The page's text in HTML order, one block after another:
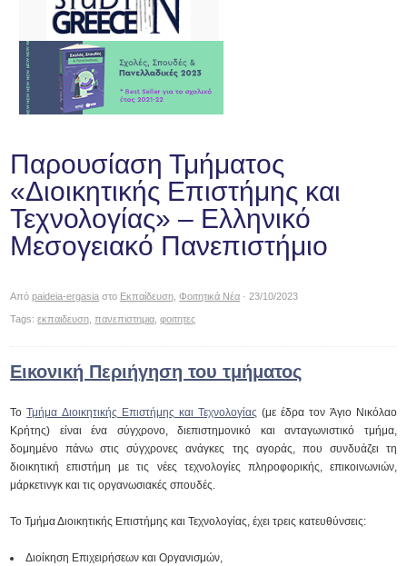
Παρουσίαση Τμήματος
«Διοικητικής Επιστήμης και
Τεχνολογίας» – Ελληνικό
Μεσογειακό Πανεπιστήμιο
Απόpaideia-ergasia στο Εκπαίδευση ,Φοιτητικά Νέα · 23/10/2023
Tags:εκπαιδευση ,πανεπιστημια ,φοιτητες
Εικονική Περιήγηση του τμήματος
ΤοΤμήμα Διοικητικής Επιστήμης και Τεχνολογίας (με έδρα τον Άγιο Νικόλαο
Κρήτης) είναι ένα σύγχρονο, διεπιστημονικό και ανταγωνιστικό τμήμα,
δομημένο πάνω στις σύγχρονες ανάγκες της αγοράς, που συνδυάζει τη
διοικητική επιστήμη με τις νέες τεχνολογίες πληροφορικής, επικοινωνιών,
μάρκετινγκ και τις οργανωσιακές σπουδές.
Το Τμήμα Διοικητικής Επιστήμης και Τεχνολογίας, έχει τρεις κατευθύνσεις:
Διοίκηση Επιχειρήσεων και Οργανισμών,